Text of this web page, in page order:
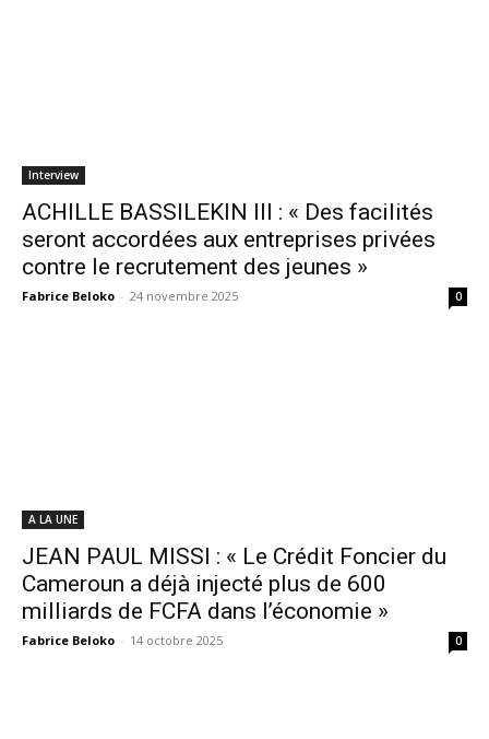
Interview
ACHILLE BASSILEKIN III : « Des facilités
seront accordées aux entreprises privées
contre le recrutement des jeunes »
Fabrice Beloko - 24 novembre 2025 0
A LA UNE
JEAN PAUL MISSI : « Le Crédit Foncier du
Cameroun a déjà injecté plus de 600
milliards de FCFA dans l’économie »
Fabrice Beloko - 14 octobre 2025 0